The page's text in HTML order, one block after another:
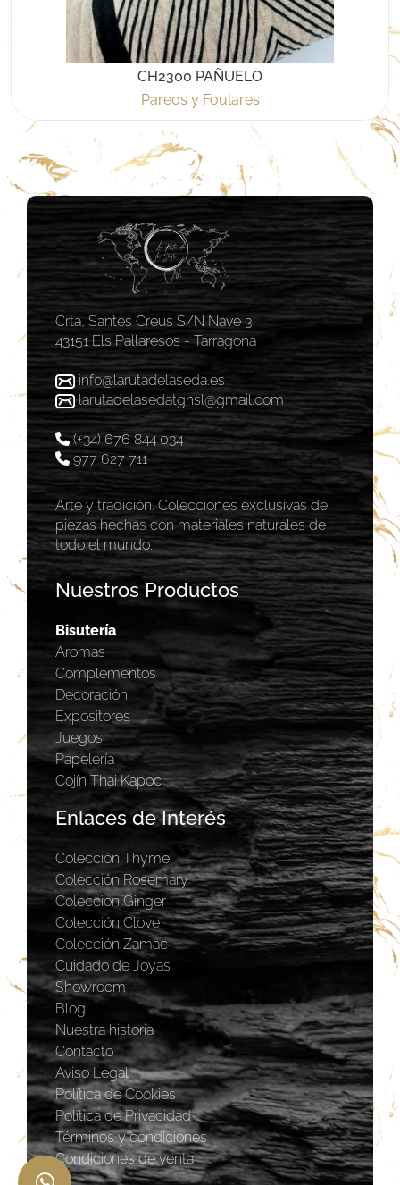
CH2300 PAÑUELO
Pareos y Foulares
Crta, Santes Creus S/N Nave 3
43151 Els Pallaresos - Tarragona
info@larutadelaseda.es
larutadelasedatgnsl@gmail.com
(+34) 676 844 034
977 627 711
Arte y tradición. Colecciones exclusivas de
piezas hechas con materiales naturales de
todo el mundo.
Nuestros Productos
Bisutería
Aromas
Complementos
Decoración
Expositores
Juegos
Papelería
Cojín Thai Kapoc
Enlaces de Interés
Colección Thyme
Colección Rosemary
Coleccion Ginger
Colección Clove
Colección Zamac
Cuidado de Joyas
Showroom
Blog
Nuestra historia
Contacto
Aviso Legal
Política de Cookies
Política de Privacidad
Términos y condiciones
Condiciones de venta